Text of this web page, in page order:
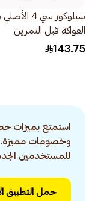
سيلوكور سي 4
الفواكه قبل التمرين
30×180جرام
143.75
استمتع بميزات
وخصومات مميزة.
للمستخدمين
حمل التطبيق